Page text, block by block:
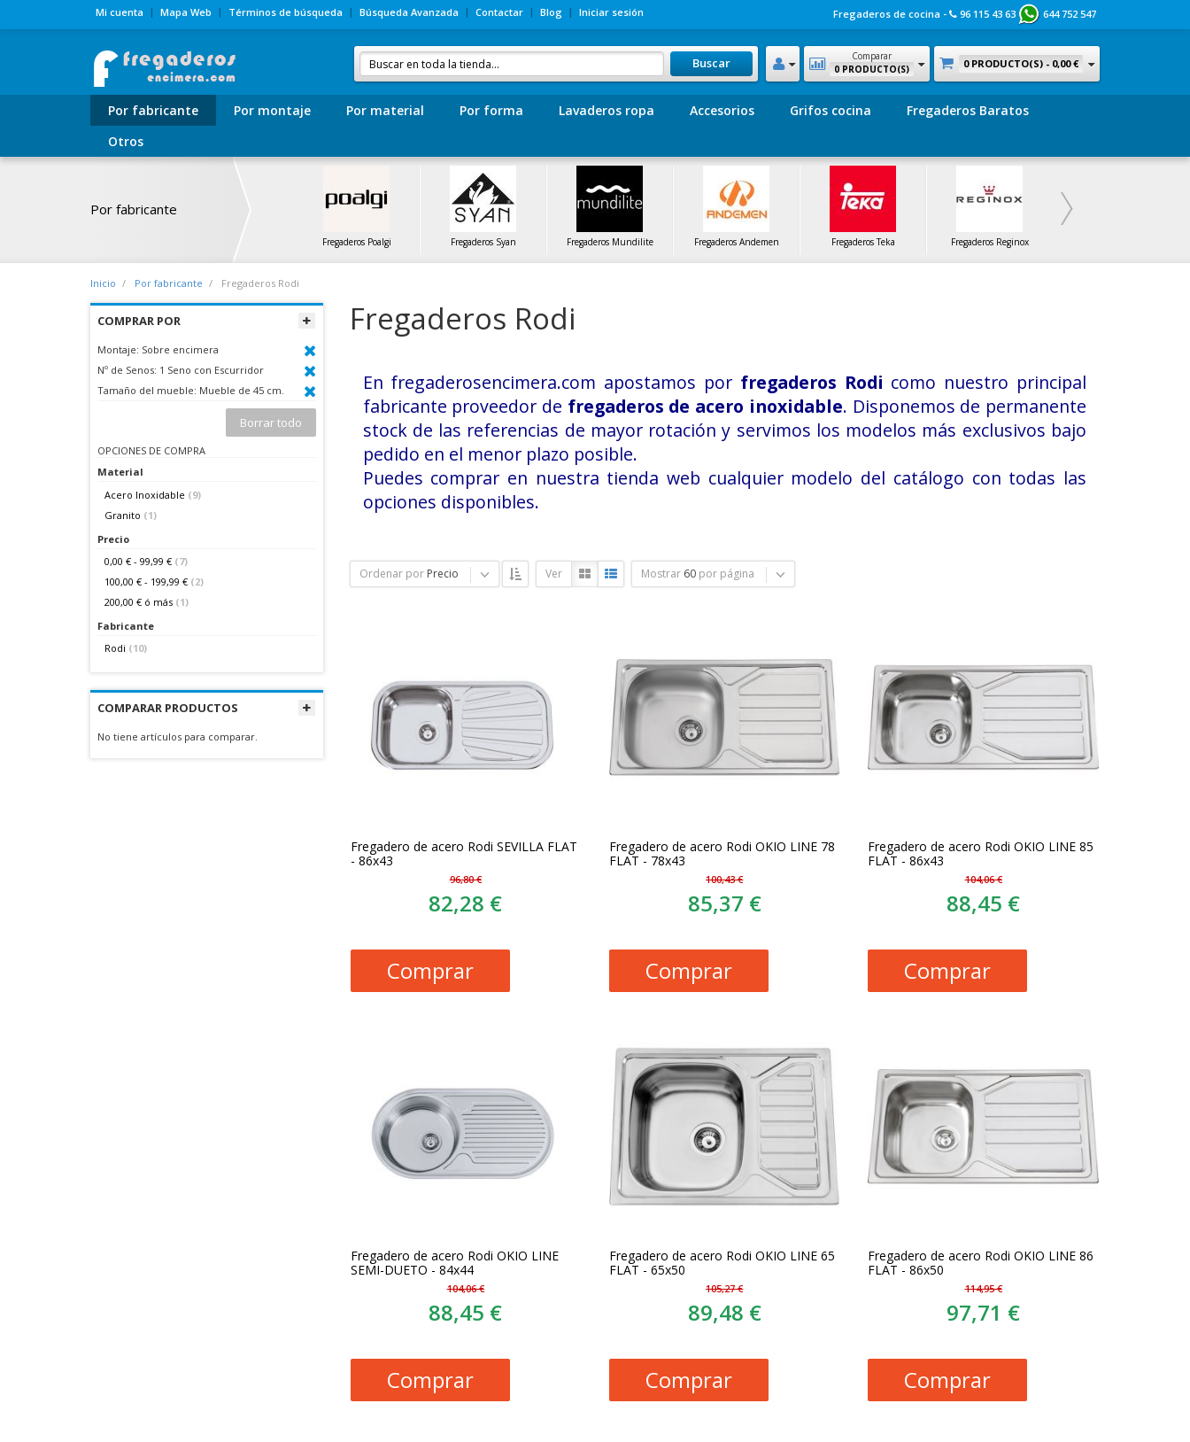
Mi cuenta Mapa Web Términos de búsqueda Búsqueda Avanzada Contactar Blog Iniciar sesión Fregaderos de cocina - 96 115 43 63 644 752 547
0 PRODUCTO(S) - 0,00 €
Comparar
0 PRODUCTO(S)
Buscar
Por fabricante Por montaje Por material Por forma Lavaderos ropa Accesorios Grifos cocina
Fregaderos Baratos
Otros
Por fabricante
Fregaderos Poalgi Fregaderos Syan Fregaderos Mundilite Fregaderos Andemen Fregaderos Teka Fregaderos Reginox
Inicio Por fabricante Fregaderos Rodi
COMPRAR POR
Montaje: Sobre encimera
Nº de Senos: 1 Seno con Escurridor
Tamaño del mueble: Mueble de 45 cm.
Borrar todo
OPCIONES DE COMPRA
Material
Acero Inoxidable (9)
Granito (1)
Precio
0,00 € - 99,99 € (7)
100,00 € - 199,99 € (2)
200,00 € ó más (1)
Fabricante
Rodi (10)
COMPARAR PRODUCTOS
No tiene artículos para comparar.
Fregaderos Rodi
En fregaderosencimera.com apostamos por fregaderos Rodi como nuestro principal
fabricante proveedor de fregaderos de acero inoxidable. Disponemos de permanente
stock de las referencias de mayor rotación y servimos los modelos más exclusivos bajo
pedido en el menor plazo posible.
Puedes comprar en nuestra tienda web cualquier modelo del catálogo con todas las
opciones disponibles.
Ordenar por Precio Ver Mostrar 60 por página
Fregadero de acero Rodi SEVILLA FLAT
- 86x43
96,80 €
82,28 €
Comprar
Fregadero de acero Rodi OKIO LINE 78
FLAT - 78x43
100,43 €
85,37 €
Comprar
Fregadero de acero Rodi OKIO LINE 85
FLAT - 86x43
104,06 €
88,45 €
Comprar
Fregadero de acero Rodi OKIO LINE
SEMI-DUETO - 84x44
104,06 €
88,45 €
Comprar
Fregadero de acero Rodi OKIO LINE 65
FLAT - 65x50
105,27 €
89,48 €
Comprar
Fregadero de acero Rodi OKIO LINE 86
FLAT - 86x50
114,95 €
97,71 €
Comprar